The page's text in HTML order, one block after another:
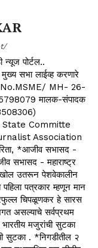
न्यूज पोर्टल..
सभा लाईव्ह करणारे
No.MSME/ MH- 26-
मालक-संपादक
Committe
Association
*आजीव सभासद -
सभासद - महाराष्ट्र
खोल उतरून पेशवेकालीन
पहिला पत्रकार म्हणून मान
चिपळूणकर हे सारस
असल्याचे सर्वप्रथम
मजुरांची सुटका
सुटका . *निगडीतील २